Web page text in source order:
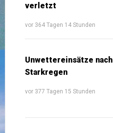
verletzt
vor 364 Tagen 14 Stunden
Unwettereinsätze nach
Starkregen
vor 377 Tagen 15 Stunden